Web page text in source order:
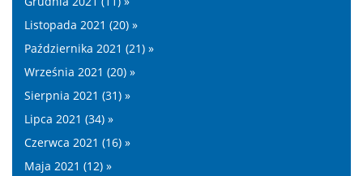
Listopada 2021 (20) »
Października 2021 (21) »
Września 2021 (20) »
Sierpnia 2021 (31) »
Lipca 2021 (34) »
Czerwca 2021 (16) »
Maja 2021 (12) »